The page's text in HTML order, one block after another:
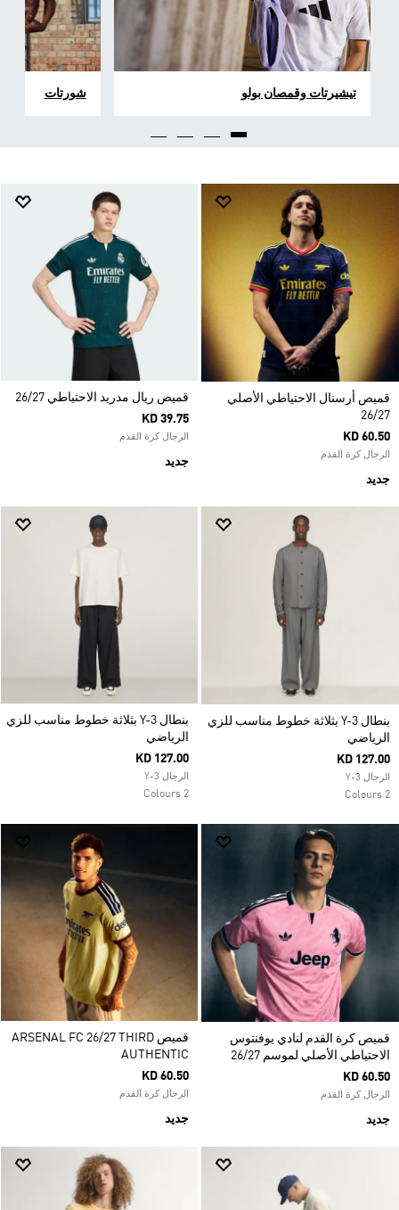
تيشيرتات وقمصان بولو شورتات
قميص أرسنال الاحتياطي الأصلي
26/27
KD 60.50
الرجال كرة القدم
جديد
قميص ريال مدريد الاحتياطي 26/27
KD 39.75
الرجال كرة القدم
جديد
بنطال Y-3 بثلاثة خطوط مناسب للزي
الرياضي
KD 127.00
الرجال Y-3
2 Colours
بنطال Y-3 بثلاثة خطوط مناسب للزي
الرياضي
KD 127.00
الرجال Y-3
2 Colours
قميص كرة القدم لنادي يوفنتوس
الاحتياطي الأصلي لموسم 26/27
KD 60.50
الرجال كرة القدم
جديد
قميص ARSENAL FC 26/27 THIRD
AUTHENTIC
KD 60.50
الرجال كرة القدم
جديد